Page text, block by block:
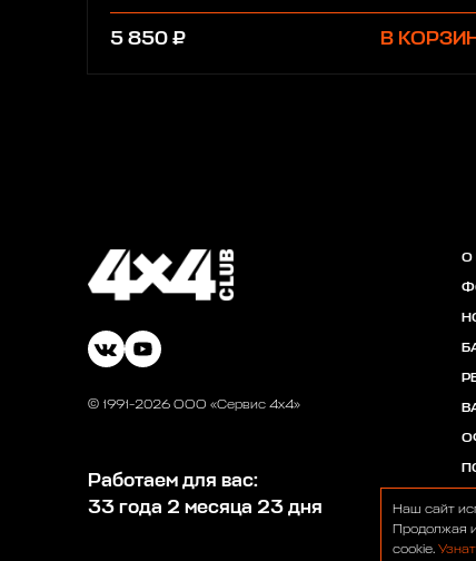
5 850 ₽ В
© 1991-2026 ООО «Сервис 4х4»
Работаем для вас:
33 года 2 месяца 23 дня
О
Наш сайт
Продолжая
cookie.